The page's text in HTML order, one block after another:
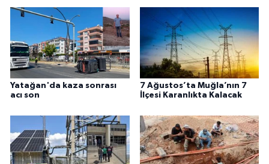
Yatağan'da kaza sonrası
acı son
7 Ağustos’ta Muğla’nın 7
İlçesi Karanlıkta Kalacak